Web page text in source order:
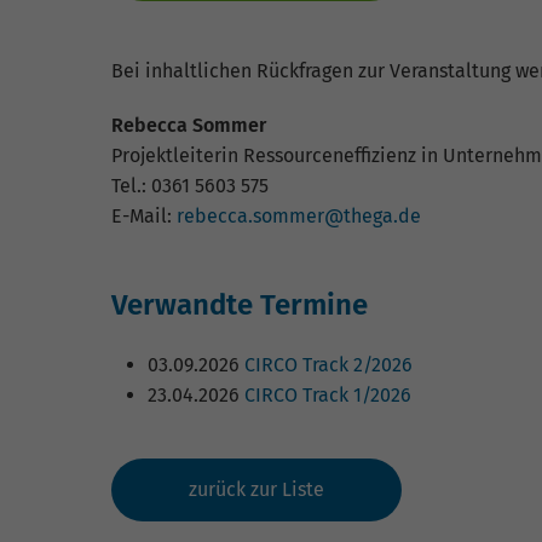
Bei inhaltlichen Rückfragen zur Veranstaltung
Rebecca Sommer
Projektleiterin Ressourceneffizienz in
Tel.: 0361 5603 575
E-Mail: rebecca.sommer@thega.de
Verwandte Termine
03.09.2026 CIRCO Track 2/2026
23.04.2026 CIRCO Track 1/2026
zurück zur Liste